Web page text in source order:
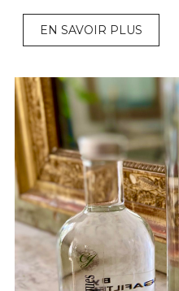
EN SAVOIR PLUS